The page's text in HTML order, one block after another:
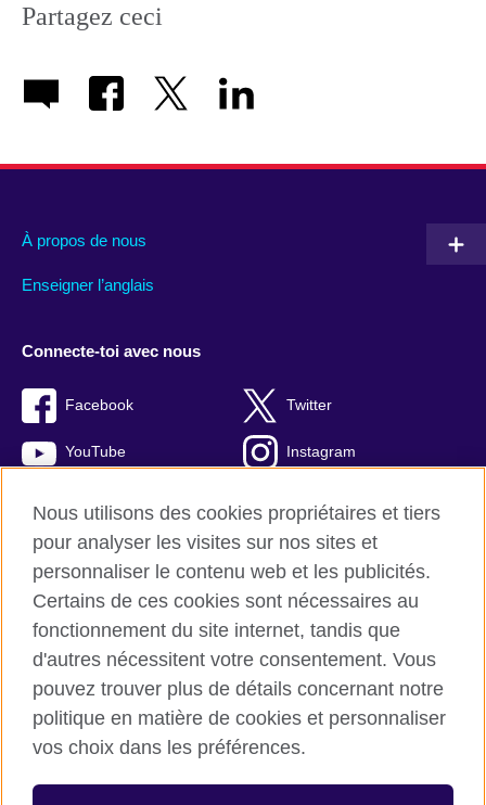
Partagez ceci
À propos de nous
Enseigner l’anglais
Connecte-toi avec nous
Facebook Twitter
YouTube Instagram
British Council monde
Protection des renseignements personnels
Commentaires et plaintes
Cookies
Plan du site
© 2026 British Council
Nous utilisons des cookies propriétaires et tiers
pour analyser les visites sur nos sites et
personnaliser le contenu web et les publicités.
Certains de ces cookies sont nécessaires au
fonctionnement du site internet, tandis que
d'autres nécessitent votre consentement. Vous
pouvez trouver plus de détails concernant notre
politique en matière de cookies et personnaliser
vos choix dans les préférences.